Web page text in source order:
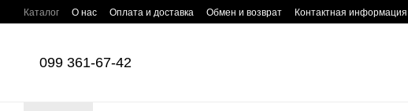
Перейти к основному контенту
Каталог О нас Оплата и доставка Обмен и возврат Контактная информация
099 361-67-42